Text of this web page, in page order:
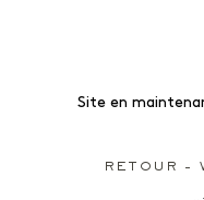
Site en
RETOUR -